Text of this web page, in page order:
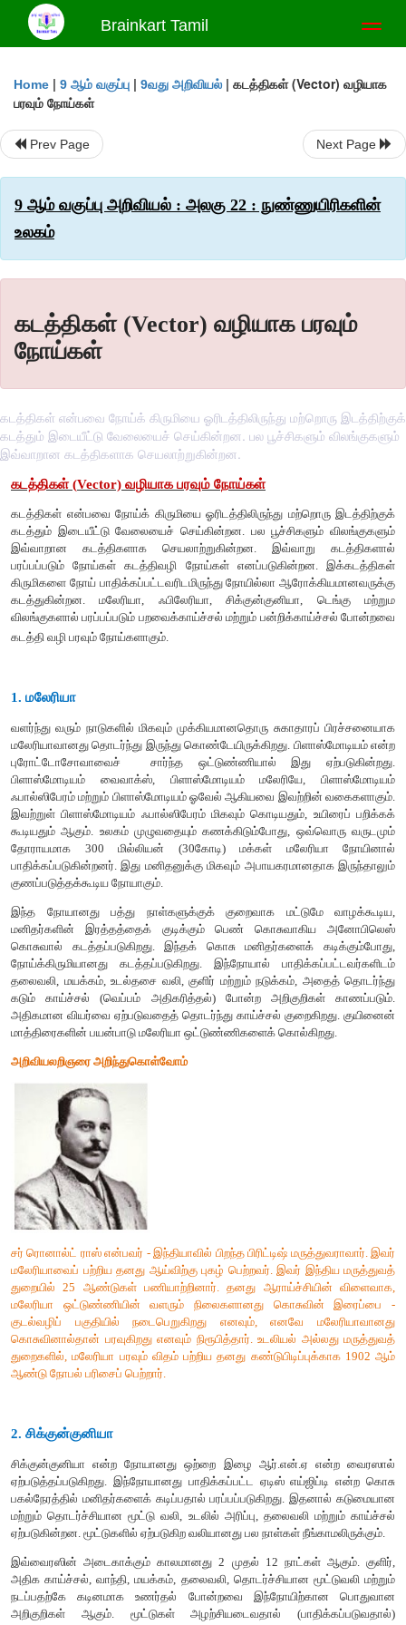
Brainkart Tamil
Home | 9 ஆம் வகுப்பு | 9வது அறிவியல் | கடத்திகள் (Vector) வழியாக
பரவும் நோய்கள்
Prev Page Next Page
9 ஆம் வகுப்பு அறிவியல் : அலகு 22 : நுண்ணுயிரிகளின்
உலகம்
கடத்திகள் (Vector) வழியாக பரவும்
நோய்கள்
கடத்திகள் என்பவை நோய்க் கிருமியை ஓரிடத்திலிருந்து மற்றொரு இடத்திற்குக்
கடத்தும் இடையீட்டு வேலையைச் செய்கின்றன. பல பூச்சிகளும் விலங்குகளும்
இவ்வாறான கடத்திகளாக செயலாற்றுகின்றன.
கடத்திகள் Vector) வழியாக பரவும் நோய்கள்
கடத்திகள் என்பவை நோய்க்
பரப்பப்படும்
கிருமிகளை நோய் பாதிக்கப்பட்டவரிடமிருந்து நோயில்லா
கடத்துகின்றன.மலேரியா,ஃபிலேரியா,சிக்குன்குனியா,
விலங்குகளால் பரப்பப்படும் பறவைக்காய்ச்சல் மற்றும்
கடத்தி வழி பரவும் நோய்களாகும்.
1. மலேரியா
வளர்ந்து வரும் நாடுகளில் மிகவும் முக்கியமானதொரு சுகாதாரப்
மலேரியாவானது தொடர்ந்து இருந்து கொண்டேயிருக்கிறது.
புரோட்டோசோவாவைச்
சார்ந்த ஒட்டுண்ணியால்
இது
பிளாஸ்மோடியம்
வைவாக்ஸ்,பிளாஸ்மோடியம் மலேரியே ,
ஃபால்ஸிபேரம்
மற்றும் பிளாஸ்மோடியம் ஓவேல் ஆகியவை இவற்றின்
இவற்றுள் பிளாஸ்மோடியம் ஃபால்ஸிபேரம் மிகவும் கொடியதும்,
கூடியதும் ஆகும்.உலகம் முழுவதையும் கணக்கிடும்போது
தோராயமாக
300 மில்லியன்
பாதிக்கப்படுகின்றனர்.
குணப்படுத்தக்கூடிய
நோயானது
மனிதர்களின்
இரத்தத்தைக்
கொசுவால்
கடத்தப்படுகிறது
நோய்க்கிருமியானது
தலைவலி,மயக்கம்,உடல்தசை
கடும்
காய்ச்சல்(வெப்பம் அதிகரித்தல்)போன்ற
அறிகுறிகள்
அதிகமான வியர்வை ஏற்படுவதைத் தொடர்ந்து காய்ச்சல்
மாத்திரைகளின் பயன்பாடு மலேரியா ஒட்டுண்ணிகளைக்
அறிவியலறிஞரை அறிந்துகொள்வோம்
சர் ரொனால்ட் ராஸ் என்பவர்-இந்தியாவில் பிறந்த பிரிட்டிஷ்
மலேரியாவைப் பற்றிய தனது ஆய்விற்கு புகழ் பெற்றவர்.இவர்
துறையில்
25 ஆண்டுகள் பணியாற்றினார். தனது